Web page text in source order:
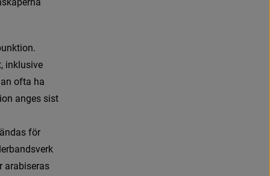
unktion.
, inklusive
an ofta ha
ion anges sist
ändas för
erbandsverk
r arabiseras